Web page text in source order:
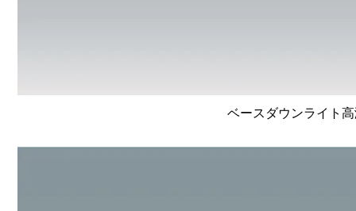
ベースダウンライト